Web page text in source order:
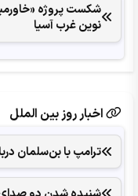
شکست پروژه
نوین غرب آسیا
اخبار روز بین الملل
ترامپ با بن‌سلمان